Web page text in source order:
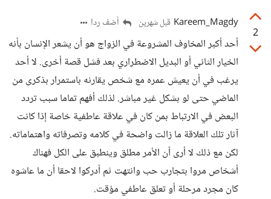
2
Kareem_Magdy قبل شهرين أضف ردا
أحد أكبر المخاوف المشروعة في الزواج هو أن يشعر الإنسان بأنه
الخيار الثاني أو البديل الاضطراري بعد فشل قصة أخرى. لا أحد
يرغب في أن يعيش عمره مع شخص يقارنه باستمرار بذكرى من
الماضي حتى لو بشكل غير مباشر. لذلك أفهم تماما سبب تردد
البعض في الارتباط بمن كان في علاقة عاطفية خاصة إذا كانت
آثار تلك العلاقة ما زالت واضحة في كلامه وتصرفاته واهتماماته.
لكن مع ذلك لا أرى أن الأمر مطلق وينطبق على الكل فهناك
أشخاص مروا بتجارب حب وانتهت ثم أدركوا لاحقا أن ما عاشوه
كان مجرد مرحلة أو تعلق عاطفي مؤقت.